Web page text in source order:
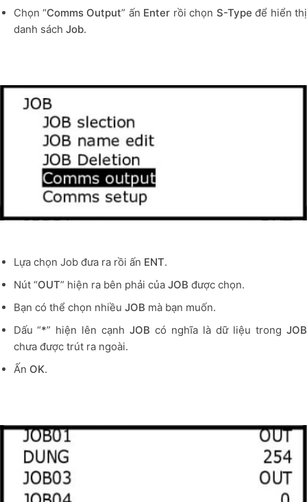
Chọn “Comms Output” ấn Enter rồi chọn S-Type để hiển thị
danh sách Job.
Lựa chọn Job đưa ra rồi ấn ENT.
Nút “OUT” hiện ra bên phải của JOB được chọn.
Bạn có thể chọn nhiều JOB mà bạn muốn.
Dấu “*” hiện lên cạnhJOB có nghĩa là dữ liệu trongJOB
chưa được trút ra ngoài.
Ấn OK.